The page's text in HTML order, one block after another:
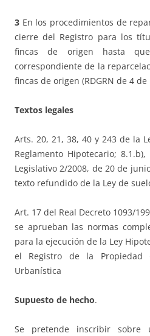
3 En los procedimientos de
cierre del Registro para los
fincas de origen hasta
correspondiente de la
fincas de origen (RDGRN de 4
Textos legales
Arts. 20, 21, 38, 40 y 243 de la
Reglamento Hipotecario;
Legislativo 2/2008, de 20 de
texto refundido de la Ley de
Art. 17 del Real Decreto 1093/
se aprueban las normas
para la ejecución de la Ley
el Registro de la Propiedad
Urbanística
Supuesto de hecho.
Se pretende inscribir sobre